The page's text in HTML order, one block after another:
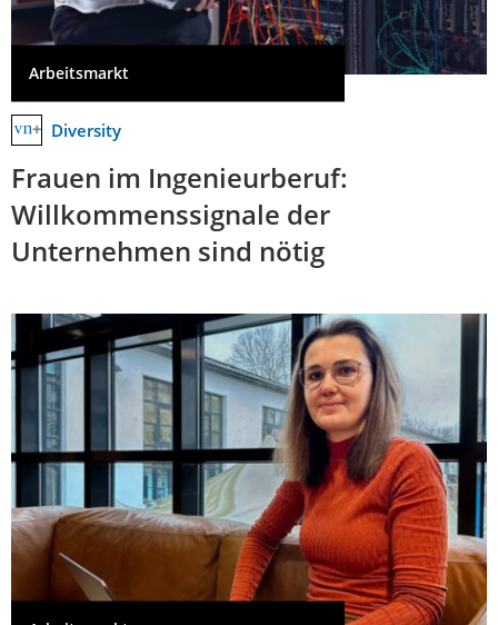
Arbeitsmarkt
Diversity
Frauen im Ingenieurberuf:
Willkommenssignale der
Unternehmen sind nötig